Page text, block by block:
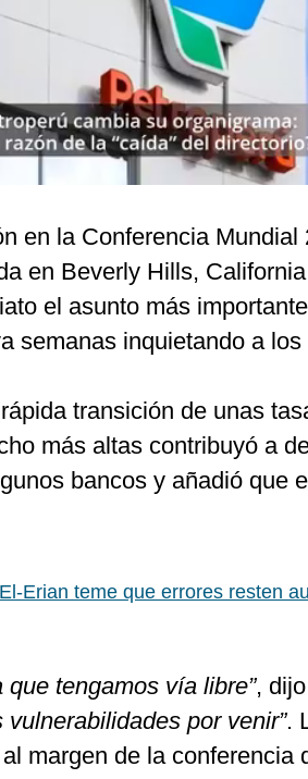
en la Conferencia Mundial
en Beverly Hills,
el asunto más
semanas inquietando a los
transición de unas
más altas contribuyó a
bancos y añadió que
El-Erian teme que errores resten
que tengamos vía libre”,
por venir”.
margen de la conferencia